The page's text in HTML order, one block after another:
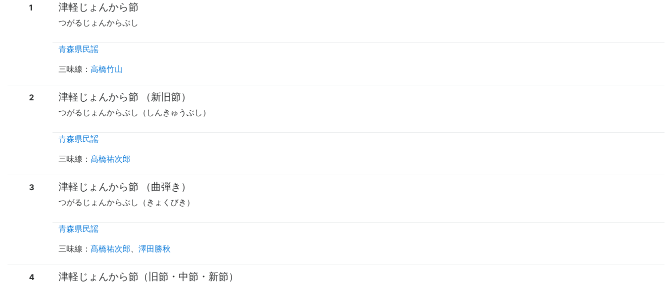
1 津軽じょんから節
つがるじょんからぶし
青森県民謡
三味線 ： 高橋竹山
2 津軽じょんから節 （新旧節）
つがるじょんからぶし（しんきゅうぶし）
青森県民謡
三味線 ： 髙橋祐次郎
3 津軽じょんから節 （曲弾き）
つがるじょんからぶし（きょくびき）
青森県民謡
三味線 ： 髙橋祐次郎 澤田勝秋
4 津軽じょんから節（旧節・中節・新節）